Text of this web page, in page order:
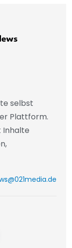
selbst
Plattform.
Inhalte